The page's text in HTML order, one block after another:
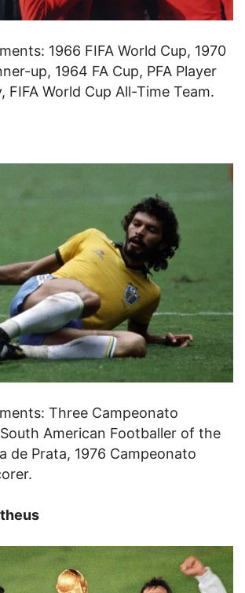
1966 FIFA World Cup, 1970
up, 1964 FA Cup, PFA Player
FIFA World Cup All-Time Team.
Three Campeonato
American Footballer of the
de Prata, 1976 Campeonato